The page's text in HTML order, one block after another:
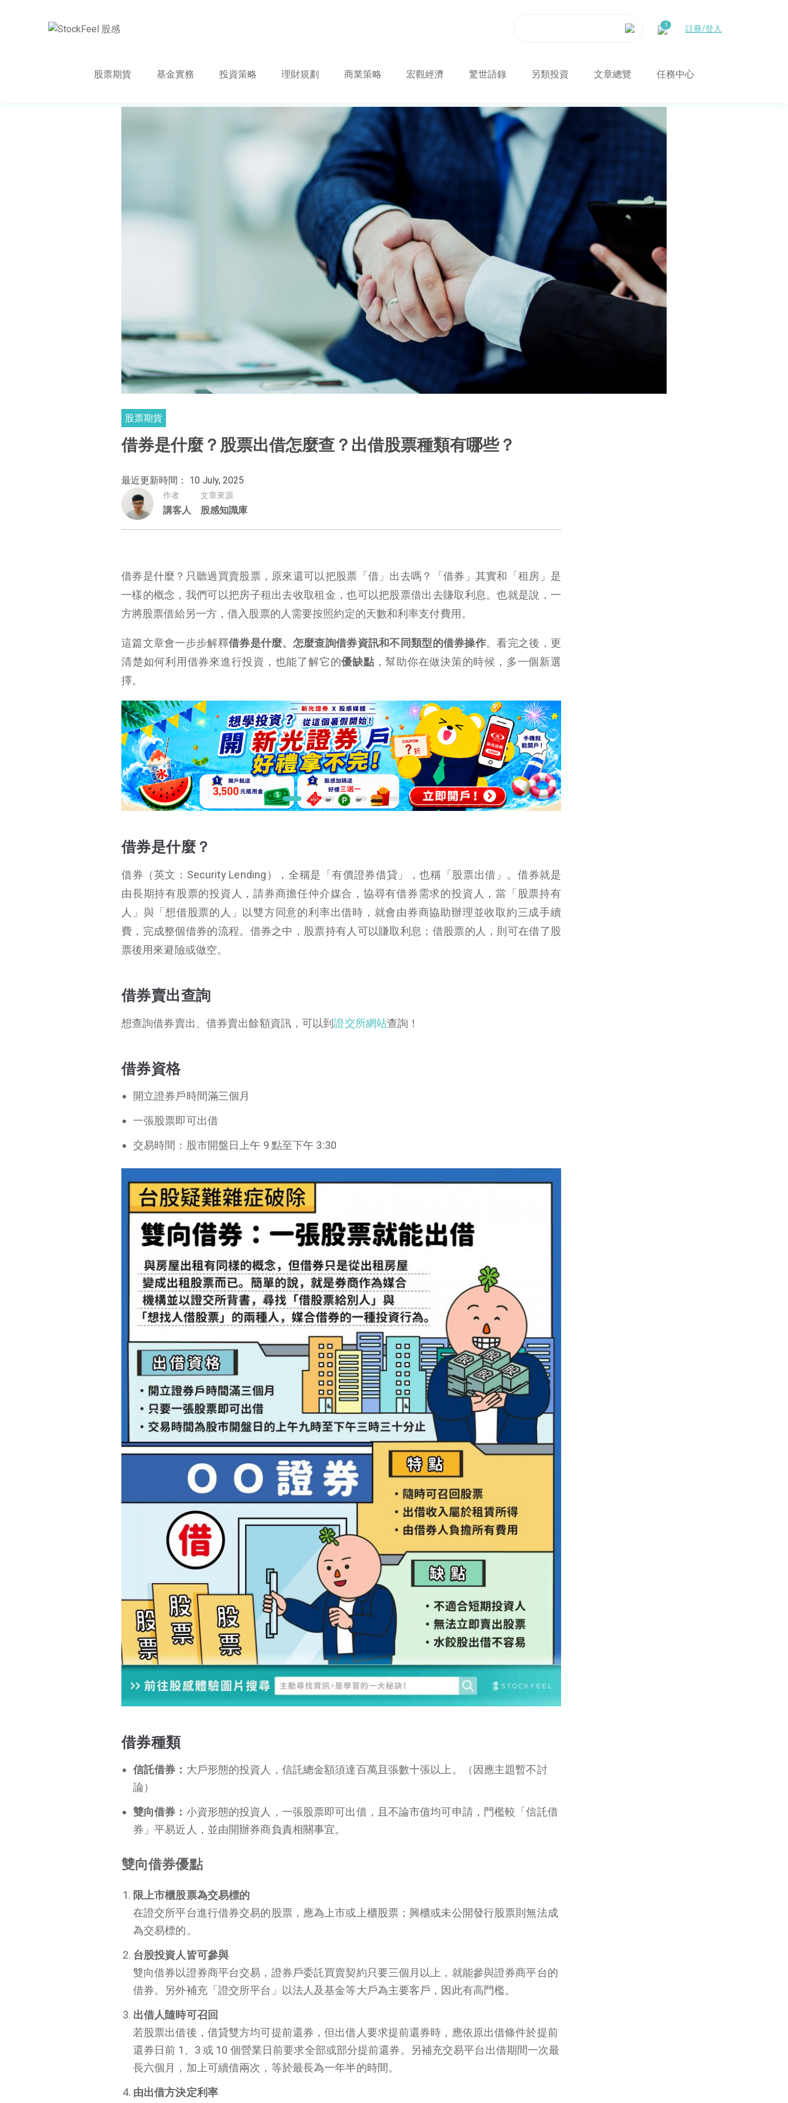
註冊/登入
股票期貨 基金實務 投資策略 理財規劃 商業策略 宏觀經濟 驚世語錄 另類投資 文章總覽 任務中心
股票期貨
借券是什麼？股票出借怎麼查？出借股票種類有哪些？
最近更新時間： 10 July, 2025
作者
講客人
文章來源
股感知識庫
借券是什麼？只聽過買賣股票，原來還可以把股票「借」出去嗎？「借券」其實和「租房」是
一樣的概念，我們可以把房子租出去收取租金，也可以把股票借出去賺取利息。也就是說，一
方將股票借給另一方，借入股票的人需要按照約定的天數和利率支付費用。
這篇文章會一步步解釋借券是什麼、怎麼查詢借券資訊和不同類型的借券操作。看完之後，更
清楚如何利用借券來進行投資，也能了解它的優缺點 ，幫助你在做決策的時候，多一個新選
擇。
借券是什麼？
借券（英文：Security Lending），全稱是「有價證券借貸」，也稱「股票出借」。借券就是
由長期持有股票的投資人，請券商擔任仲介媒合，協尋有借券需求的投資人，當「股票持有
人」與「想借股票的人」以雙方同意的利率出借時，就會由券商協助辦理並收取約三成手續
費，完成整個借券的流程。借券之中，股票持有人可以賺取利息；借股票的人，則可在借了股
票後用來避險或做空。
借券賣出查詢
想查詢借券賣出、借券賣出餘額資訊，可以到證交所網站查詢！
借券資格
開立證券戶時間滿三個月
一張股票即可出借
交易時間：股市開盤日上午 9 點至下午 3:30
借券種類
信託借券： 大戶形態的投資人，信託總金額須達百萬且張數十張以上。（因應主題暫不討
論）
雙向借券： 小資形態的投資人，一張股票即可出借，且不論市值均可申請，門檻較「信託借
券」平易近人，並由開辦券商負責相關事宜。
雙向借券優點
限上市櫃股票為交易標的
在證交所平台進行借券交易的股票，應為上市或上櫃股票；興櫃或未公開發行股票則無法成
為交易標的。
台股投資人皆可參與
雙向借券以證券商平台交易，證券戶委託買賣契約只要三個月以上，就能參與證券商平台的
借券。另外補充「證交所平台」以法人及基金等大戶為主要客戶，因此有高門檻。
出借人隨時可召回
若股票出借後，借貸雙方均可提前還券，但出借人要求提前還券時，應依原出借條件於提前
還券日前 1、3 或 10 個營業日前要求全部或部分提前還券。另補充交易平台出借期間一次最
長六個月，加上可續借兩次，等於最長為一年半的時間。
由出借方決定利率